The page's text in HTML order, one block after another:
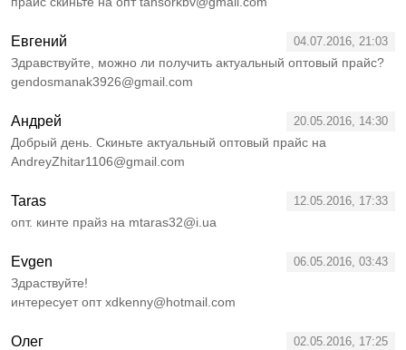
Евгений 04.07.2016, 21:03
Здравствуйте, можно ли получить актуальный оптовый прайс?
gendosmanak3926@gmail.com
Андрей 20.05.2016, 14:30
Добрый день. Скиньте актуальный оптовый прайс на
AndreyZhitar1106@gmail.com
Taras 12.05.2016, 17:33
опт. кинте прайз на mtaras32@i.ua
Evgen 06.05.2016, 03:43
Здраствуйте!
интересует опт xdkenny@hotmail.com
Олег 02.05.2016, 17:25